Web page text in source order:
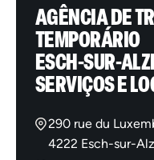
AGÊNCIA DE
TEMPORÁRIO
ESCH-SUR-
SERVIÇOS E
290 rue du
4222 Esch-sur-